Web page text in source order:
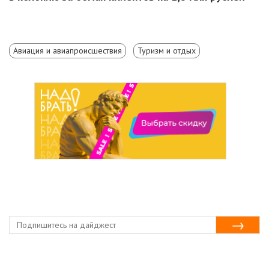
Авиация и авиапроисшествия Туризм и отдых